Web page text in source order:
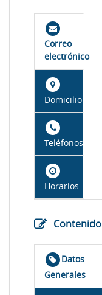
Correo
electrónico
Domicilio
Teléfonos
Horarios
Contenido
Datos
Generales